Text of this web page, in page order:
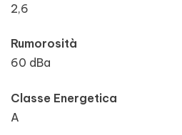
2,6
Rumorosità
60 dBa
Classe Energetica
A